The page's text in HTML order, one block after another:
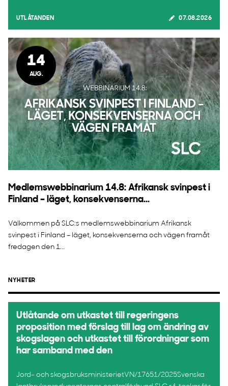
UTLÅTANDEN 07.08.2026
14
AUG.
Medlemswebbinarium 14.8: Afrikansk svinpest i
Finland – läget, konsekvenserna...
Välkommen på SLC:s medlemswebbinarium Afrikansk
svinpest i Finland – läget, konsekvenserna och vägen framåt
fredagen den 1...
NYHETER
Utlåtande om utkastet till regeringens
proposition med förslag till lag om ändring av
skogslagen och utkastet till förordningar som
har samband med den
Jord- och skogsbruksministerietVN/17651/2025Svenska